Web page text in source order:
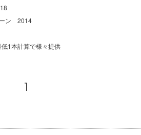
ーン 2014
1本計算で様々提供
1